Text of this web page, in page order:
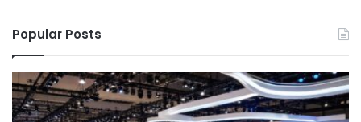
Popular Posts